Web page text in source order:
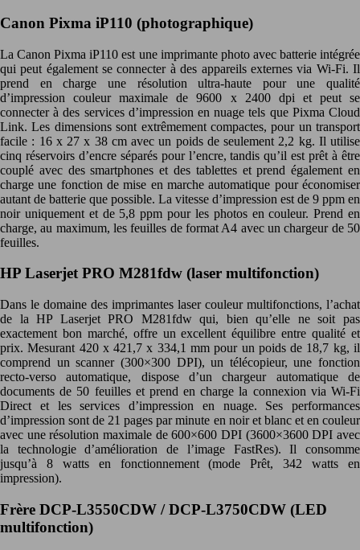
Canon Pixma iP110 (photographique)
La Canon Pixma iP110 est une imprimante photo avec batterie intégrée
qui peut également se connecter à des appareils externes via Wi-Fi. Il
prend en charge une résolution ultra-haute pour une qualité
d’impression couleur maximale de 9600 x 2400 dpi et peut se
connecter à des services d’impression en nuage tels que Pixma Cloud
Link. Les dimensions sont extrêmement compactes, pour un transport
facile : 16 x 27 x 38 cm avec un poids de seulement 2,2 kg. Il utilise
cinq réservoirs d’encre séparés pour l’encre, tandis qu’il est prêt à être
couplé avec des smartphones et des tablettes et prend également en
charge une fonction de mise en marche automatique pour économiser
autant de batterie que possible. La vitesse d’impression est de 9 ppm en
noir uniquement et de 5,8 ppm pour les photos en couleur. Prend en
charge, au maximum, les feuilles de format A4 avec un chargeur de 50
feuilles.
HP Laserjet PRO M281fdw (laser multifonction)
Dans le domaine des imprimantes laser couleur multifonctions, l’achat
de la HP Laserjet PRO M281fdw qui, bien qu’elle ne soit pas
exactement bon marché, offre un excellent équilibre entre qualité et
prix. Mesurant 420 x 421,7 x 334,1 mm pour un poids de 18,7 kg, il
comprend un scanner (300×300 DPI), un télécopieur, une fonction
recto-verso automatique, dispose d’un chargeur automatique de
documents de 50 feuilles et prend en charge la connexion via Wi-Fi
Direct et les services d’impression en nuage. Ses performances
d’impression sont de 21 pages par minute en noir et blanc et en couleur
avec une résolution maximale de 600×600 DPI (3600×3600 DPI avec
la technologie d’amélioration de l’image FastRes). Il consomme
jusqu’à 8 watts en fonctionnement (mode Prêt, 342 watts en
impression).
Frère DCP-L3550CDW / DCP-L3750CDW (LED
multifonction)